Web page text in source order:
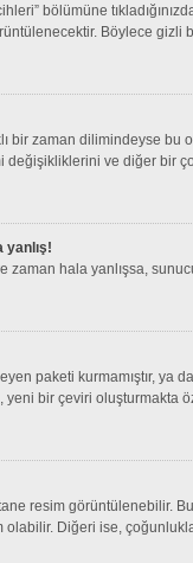
bölümüne
Böylece gizli
zaman dilimindeyse bu
ve diğer bir
yanlış!
hala yanlışsa,
paketi kurmamıştır,
yeni bir çeviri oluşturmakta
tane resim
olabilir. Diğeri ise,